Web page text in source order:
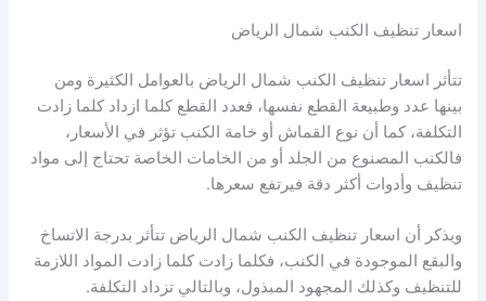
اسعار تنظيف الكنب شمال الرياض
تتأثر اسعار تنظيف الكنب شمال الرياض بالعوامل الكثيرة ومن
بينها عدد وطبيعة القطع نفسها، فعدد القطع كلما ازداد كلما زادت
التكلفة، كما أن نوع القماش أو خامة الكنب تؤثر في الأسعار،
فالكنب المصنوع من الجلد أو من الخامات الخاصة تحتاج إلى مواد
تنظيف وأدوات أكثر دقة فيرتفع سعرها.
ويذكر أن اسعار تنظيف الكنب شمال الرياض تتأثر بدرجة الاتساخ
والبقع الموجودة في الكنب، فكلما زادت كلما زادت المواد اللازمة
للتنظيف وكذلك المجهود المبذول، وبالتالي تزداد التكلفة.